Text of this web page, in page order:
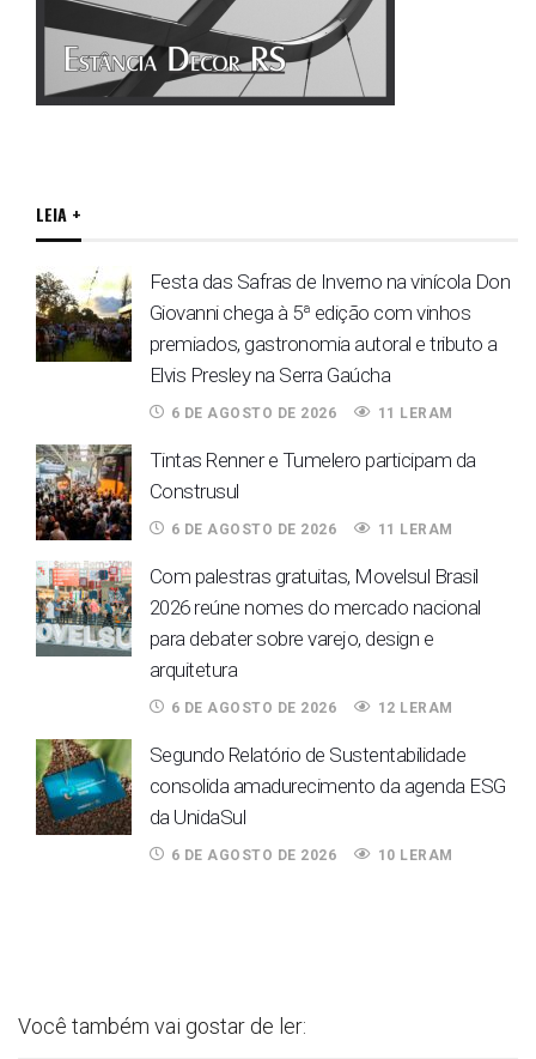
LEIA +
Festa das Safras de Inverno na vinícola Don
Giovanni chega à 5ª edição com vinhos
premiados, gastronomia autoral e tributo a
Elvis Presley na Serra Gaúcha
6 DE AGOSTO DE 2026 11 LERAM
Tintas Renner e Tumelero participam da
Construsul
6 DE AGOSTO DE 2026 11 LERAM
Com palestras gratuitas, Movelsul Brasil
2026 reúne nomes do mercado nacional
para debater sobre varejo, design e
arquitetura
6 DE AGOSTO DE 2026 12 LERAM
Segundo Relatório de Sustentabilidade
consolida amadurecimento da agenda ESG
da UnidaSul
6 DE AGOSTO DE 2026 10 LERAM
Você também vai gostar de ler: